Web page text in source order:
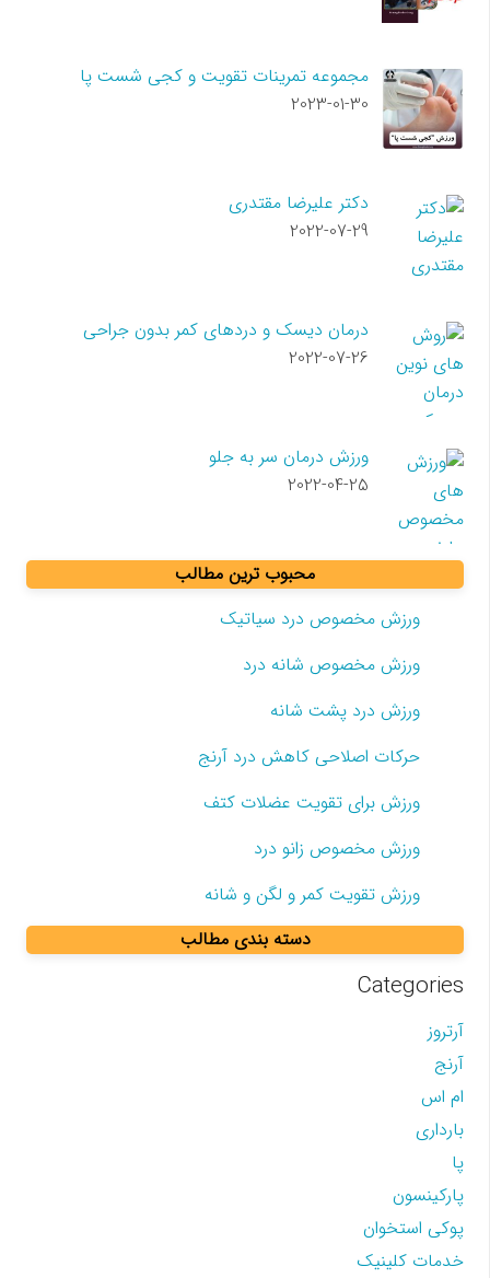
مجموعه تمرینات تقویت و کجی شست پا
2023-01-30
دکتر علیرضا مقتدری
2022-07-29
درمان دیسک و دردهای کمر بدون جراحی
2022-07-26
ورزش درمان سر به جلو
2022-04-25
محبوب ترین مطالب
ورزش مخصوص درد سیاتیک
ورزش مخصوص شانه درد
ورزش درد پشت شانه
حرکات اصلاحی کاهش درد آرنج
ورزش برای تقویت عضلات کتف
ورزش مخصوص زانو درد
ورزش تقویت کمر و لگن و شانه
دسته بندی مطالب
Categories
آرتروز
آرنج
ام اس
بارداری
پا
پارکینسون
پوکی استخوان
خدمات کلینیک